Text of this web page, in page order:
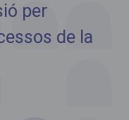
per
de la